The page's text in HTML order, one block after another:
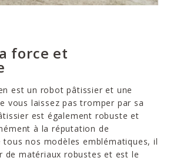
force et
est un robot pâtissier et une
vous laissez pas tromper par sa
est également robuste et
à la réputation de
tous nos modèles emblématiques, il
de matériaux robustes et est le